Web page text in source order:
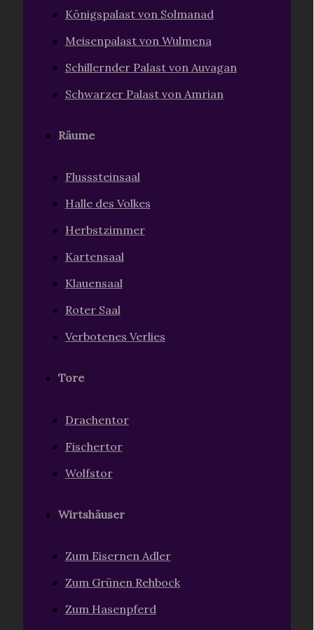
Königspalast von Solmanad
Meisenpalast von Wulmena
Schillernder Palast von Auvagan
Schwarzer Palast von Amrian
Räume
Flusssteinsaal
Halle des Volkes
Herbstzimmer
Kartensaal
Klauensaal
Roter Saal
Verbotenes Verlies
Tore
Drachentor
Fischertor
Wolfstor
Wirtshäuser
Zum Eisernen Adler
Zum Grünen Rehbock
Zum Hasenpferd